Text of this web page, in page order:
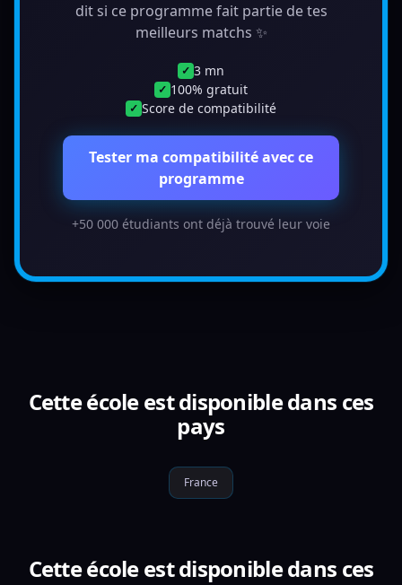
dit si ce programme fait partie de tes
meilleurs matchs ✨
✓ 3 mn
✓ 100% gratuit
✓ Score de compatibilité
Tester ma compatibilité avec ce
programme
+50 000 étudiants ont déjà trouvé leur voie
Cette école est disponible dans ces
pays
France
Cette école est disponible dans ces